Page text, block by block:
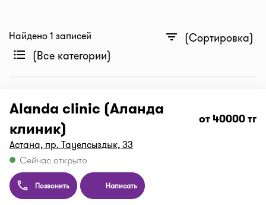
Найдено 1 записей filter_list (Сортировка)
format_list_bulleted (Все категории)
Alanda clinic (Аланда
клиник)
от 40000 тг
Астана, пр. Тауелсыздык, 33
Сейчас открыто
Позвонить Написать